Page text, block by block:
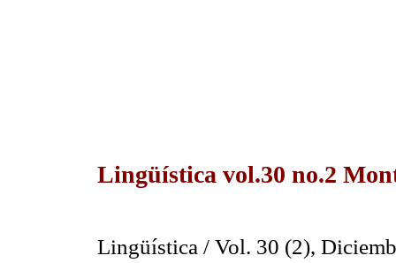
Lingüística vol.30 no.2
Lingüística / Vol. 30 (2),